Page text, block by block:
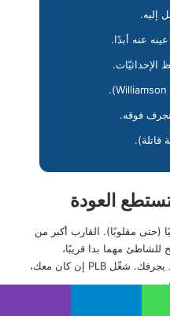
إليه.
عنه أبدًا.
فوقه.
قاتلة).
العودة
(حتى مقلوبًا). القارب أكبر من
للشاطئ مهما بدا قريبًا،
فالمسافة في البحر مخادعة، والتيّار قد يجرفك. شغّل PLB إن كان معك،